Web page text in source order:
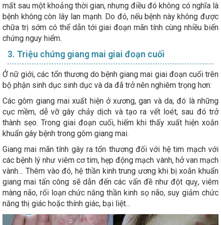
mất sau một khoảng thời gian, nhưng điều đó không có nghĩa là
bệnh không còn lây lan mạnh. Do đó, nếu bệnh này không được
chữa trị sớm có thể dẫn tới giai đoạn mãn tính cùng nhiều biến
chứng nguy hiểm.
3. Triệu chứng giang mai giai đoạn cuối
Ở nữ giới, các tổn thương do bệnh giang mai giai đoạn cuối trên
bộ phận sinh dục sinh dục và da đã trở nên nghiêm trọng hơn:
Các gôm giang mai xuất hiện ở xương, gan và da, đó là những
cục mềm, dễ vỡ gây chảy dịch và tạo ra vết loét, sau đó trở
thành sẹo. Trong giai đoạn cuối, hiếm khi thấy xuất hiện xoắn
khuẩn gây bệnh trong gôm giang mai.
Giang mai mãn tính gây ra tổn thương đối với hệ tim mạch với
các bệnh lý như viêm cơ tim, hẹp động mạch vành, hở van mạch
vành… Thêm vào đó, hệ thần kinh trung ương khi bị xoắn khuẩn
giang mai tấn công sẽ dẫn đến các vấn đề như đột quỵ, viêm
màng não, rối loạn chức năng thần kinh sọ não, suy giảm chức
năng thị giác hoặc thính giác, bại liệt...